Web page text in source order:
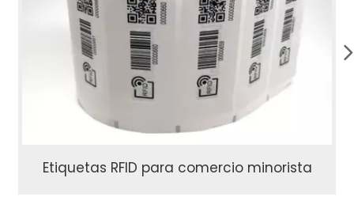
Etiquetas RFID para comercio minorista